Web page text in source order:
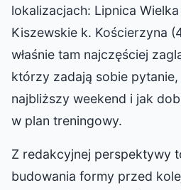
lokalizacjach: Lipnica
Kiszewskie k. Kościerzyna
właśnie tam najczęściej
którzy zadają sobie
najbliższy weekend i jak
w plan treningowy.
Z redakcyjnej perspektywy
budowania formy przed